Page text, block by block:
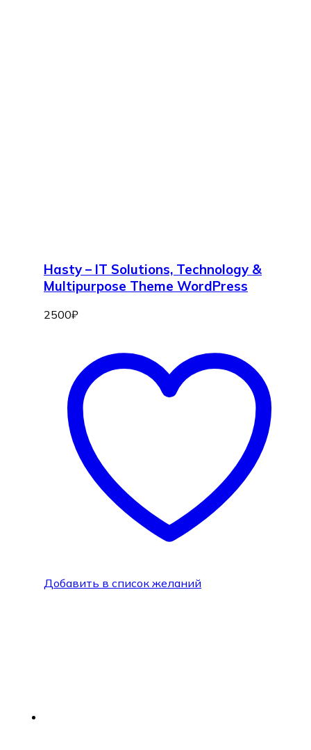
Hasty – IT Solutions, Technology &
Multipurpose Theme WordPress
2500₽
Добавить в список желаний